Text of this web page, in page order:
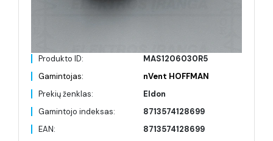
Produkto ID:
MAS1206030R5
Gamintojas:
nVent HOFFMAN
Prekių ženklas:
Eldon
Gamintojo indeksas:
8713574128699
EAN:
8713574128699